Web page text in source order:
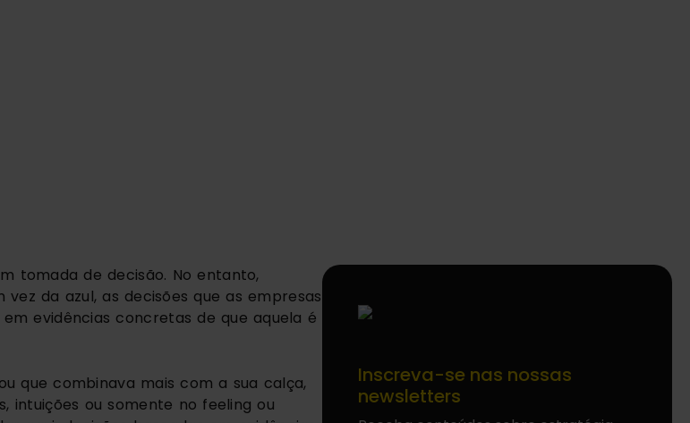
tomada de decisão. No entanto,
da azul, as decisões que as empresas
evidências concretas de que aquela é
que combinava mais com a sua calça,
intuições ou somente no feeling ou
Inscreva-se nas nossas
newsletters